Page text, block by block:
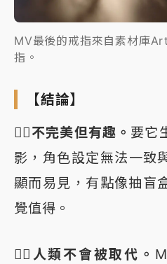
MV最後的戒指來自素材庫
指。
【結論】
👉🏻不完美但有趣。 要它
影，角色設定無法一致
顯而易見，有點像抽盲
覺值得。
👉🏻人類不會被取代。